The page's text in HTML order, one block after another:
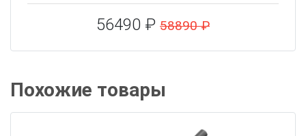
56490 ₽ 58890 ₽
Похожие товары